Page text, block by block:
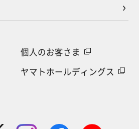
個人のお客さま
ヤマトホールディングス